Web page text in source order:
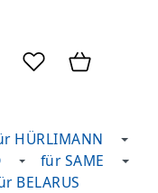
HÜRLIMANN
für SAME
BELARUS